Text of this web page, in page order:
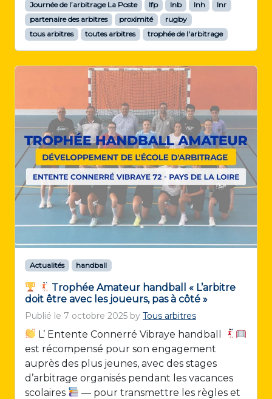
Journée de l’arbitrage La Poste
lfp lnb lnh
lnr
partenaire des arbitres
proximité
rugby
tous arbitres
toutes arbitres trophée de l'arbitrage
Actualités handball
Trophée Amateur handball « L’arbitre
doit être avec les joueurs, pas à côté »
Publié le 7 octobre 2025 by Tous arbitres
L’ Entente Connerré Vibraye handball
est récompensé pour son engagement
auprès des plus jeunes, avec des stages
d’arbitrage organisés pendant les vacances
scolaires
— pour transmettre les règles et